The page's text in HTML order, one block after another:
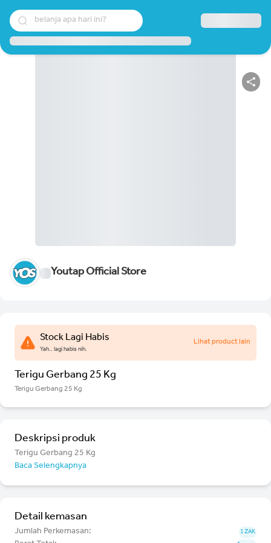
belanja apa hari ini?
Youtap Official Store
Stock Lagi Habis
Yah.. lagi habis nih.
Lihat product lain
Terigu Gerbang 25 Kg
Terigu Gerbang 25 Kg
Deskripsi produk
Terigu Gerbang 25 Kg
Baca Selengkapnya
Detail kemasan
Jumlah Perkemasan: 1 ZAK